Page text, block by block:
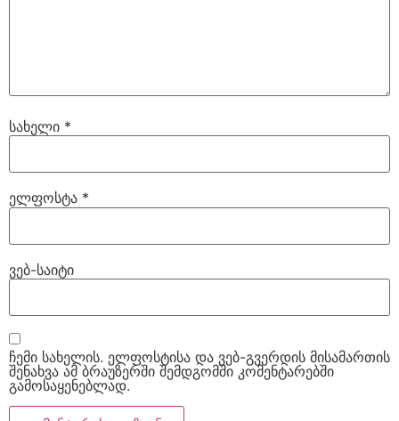
სახელი *
ელფოსტა *
ვებ-საიტი
ჩემი სახელის. ელფოსტისა და ვებ-გვერდის მისამართის
შენახვა ამ ბრაუზერში შემდგომში კომენტარებში
გამოსაყენებლად.